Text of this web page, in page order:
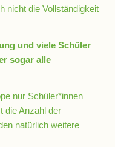
nicht die Vollständigkeit
und viele Schüler
sogar alle
nur Schüler*innen
die Anzahl der
natürlich weitere